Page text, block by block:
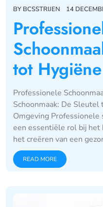
BY BCSSTRIJEN 14
tot
Professionele
Schoonmaak: De Sleutel
Omgeving Professionele
een essentiële rol bij het
het creëren van een
READ MORE